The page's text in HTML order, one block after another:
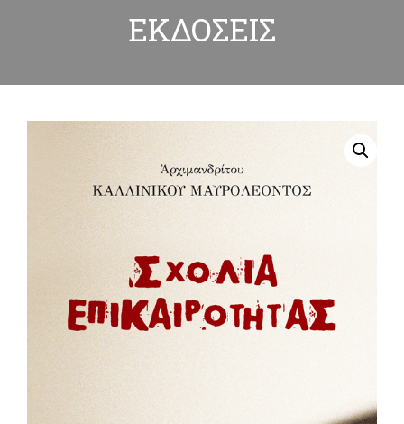
ΕΚΔΟΣΕΙΣ